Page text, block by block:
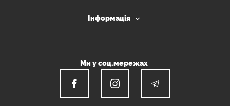
Інформація
Ми у соц.мережах